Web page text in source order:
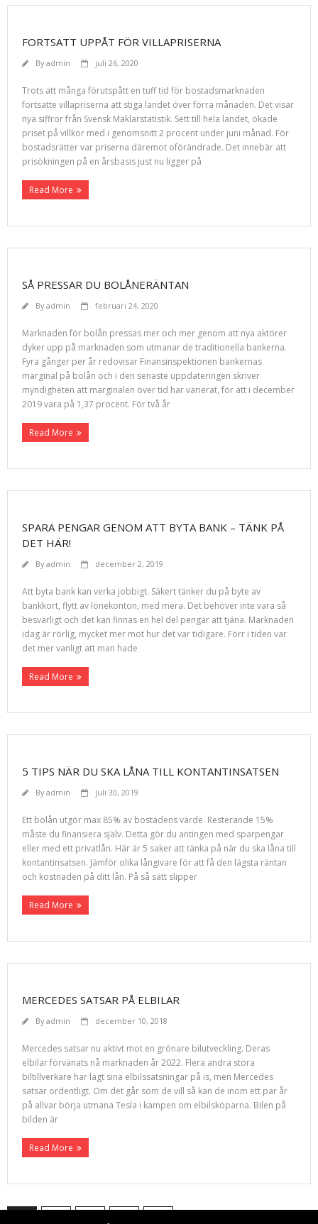
FORTSATT UPPÅT FÖR VILLAPRISERNA
Byadmin juli 26, 2020
Trots att många förutspått en tuff tid för bostadsmarknaden
fortsatte villapriserna att stiga landet över förra månaden. Det visar
nya siffror från Svensk Mäklarstatistik. Sett till hela landet, ökade
priset på villkor med i genomsnitt 2 procent under juni månad. För
bostadsrätter var priserna däremot oförändrade. Det innebär att
prisökningen på en årsbasis just nu ligger på
Read More
SÅ PRESSAR DU BOLÅNERÄNTAN
Byadmin februari 24, 2020
Marknaden för bolån pressas mer och mer genom att nya aktörer
dyker upp på marknaden som utmanar de traditionella bankerna.
Fyra gånger per år redovisar Finansinspektionen bankernas
marginal på bolån och i den senaste uppdateringen skriver
myndigheten att marginalen över tid har varierat, för att i december
2019 vara på 1,37 procent. För två år
Read More
SPARA PENGAR GENOM ATT BYTA BANK – TÄNK PÅ
DET HÄR!
Byadmin december 2, 2019
Att byta bank kan verka jobbigt. Säkert tänker du på byte av
bankkort, flytt av lönekonton, med mera. Det behöver inte vara så
besvärligt och det kan finnas en hel del pengar att tjäna. Marknaden
idag är rörlig, mycket mer mot hur det var tidigare. Förr i tiden var
det mer vanligt att man hade
Read More
5 TIPS NÄR DU SKA LÅNA TILL KONTANTINSATSEN
Byadmin juli 30, 2019
Ett bolån utgör max 85% av bostadens värde. Resterande 15%
måste du finansiera själv. Detta gör du antingen med sparpengar
eller med ett privatlån. Här är 5 saker att tänka på när du ska låna till
kontantinsatsen. Jämför olika långivare för att få den lägsta räntan
och kostnaden på ditt lån. På så sätt slipper
Read More
MERCEDES SATSAR PÅ ELBILAR
Byadmin december 10, 2018
Mercedes satsar nu aktivt mot en grönare bilutveckling. Deras
elbilar förvänats nå marknaden år 2022. Flera andra stora
biltillverkare har lagt sina elbilssatsningar på is, men Mercedes
satsar ordentligt. Om det går som de vill så kan de inom ett par år
på allvar börja utmana Tesla i kampen om elbilsköparna. Bilen på
bilden är
Read More